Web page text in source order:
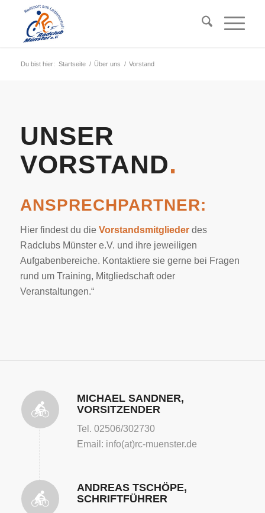
Du bist hier: Startseite / Über uns / Vorstand
UNSER
VORSTAND.
ANSPRECHPARTNER:
Hier findest du die Vorstandsmitgliederdes
Radclubs Münster e.V. und ihre jeweiligen
Aufgabenbereiche. Kontaktiere sie gerne bei Fragen
rund um Training, Mitgliedschaft oder
Veranstaltungen.“
MICHAEL SANDNER,
VORSITZENDER
Tel. 02506/302730
Email: info(at)rc-muenster.de
ANDREAS TSCHÖPE,
SCHRIFTFÜHRER